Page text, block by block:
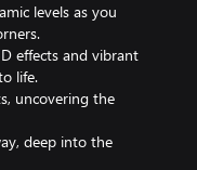
levels as you
effects and vibrant
life.
uncovering the
deep into the